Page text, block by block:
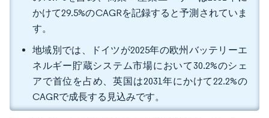
かけて29.5%のCAGRを記録すると予測されていま
す。
地域別では、ドイツが2025年の欧州バッテリーエ
ネルギー貯蔵システム市場において30.2%のシェ
アで首位を占め、英国は2031年にかけて22.2%の
CAGRで成長する見込みです。